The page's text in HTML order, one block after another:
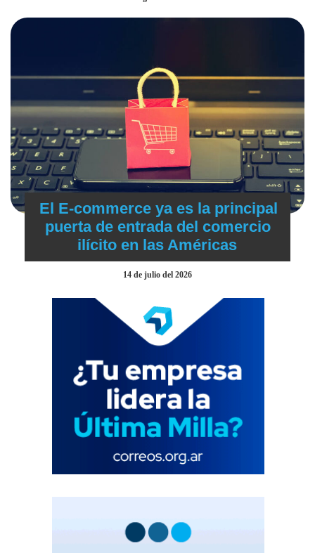
El E-commerce ya es la principal
puerta de entrada del comercio
ilícito en las Américas
14 de julio del 2026